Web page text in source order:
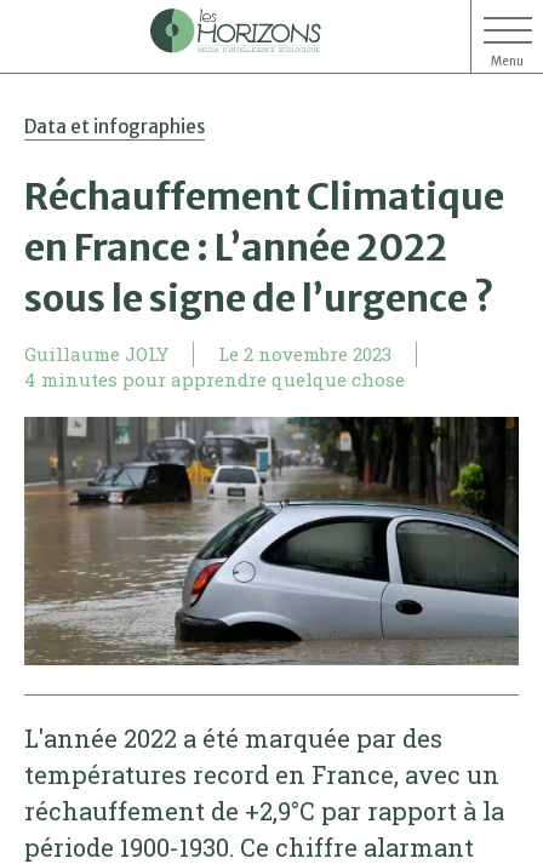
Menu
Data et infographies
Réchauffement Climatique
en France : L’année 2022
sous le signe de l’urgence ?
Guillaume JOLY Le 2 novembre 2023
4 minutes pour apprendre quelque chose
L'année 2022 a été marquée par des
températures record en France, avec un
réchauffement de +2,9°C par rapport à la
période 1900-1930. Ce chiffre alarmant